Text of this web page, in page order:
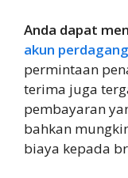
Anda dapat
akun
permintaan
terima juga
pembayaran
bahkan
biaya kepada